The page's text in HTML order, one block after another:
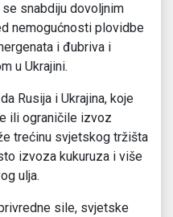
snabdiju dovoljnim
nemogućnosti plovidbe
i đubriva i
u Ukrajini.
Rusija i Ukrajina, koje
ili ograničile izvoz
trećinu svjetskog tržišta
izvoza kukuruza i više
ulja.
sile, svjetske